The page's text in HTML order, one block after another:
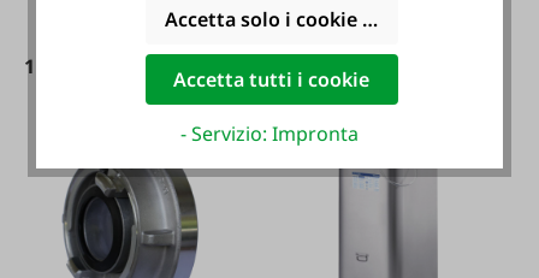
11,50 €* 59,95 €*
Accetta solo i cookie funzionali
Accetta tutti i cookie
- Servizio: Impronta